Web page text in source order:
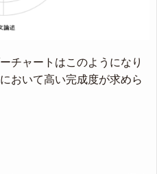
チャートはこのようになり
おいて高い完成度が求めら